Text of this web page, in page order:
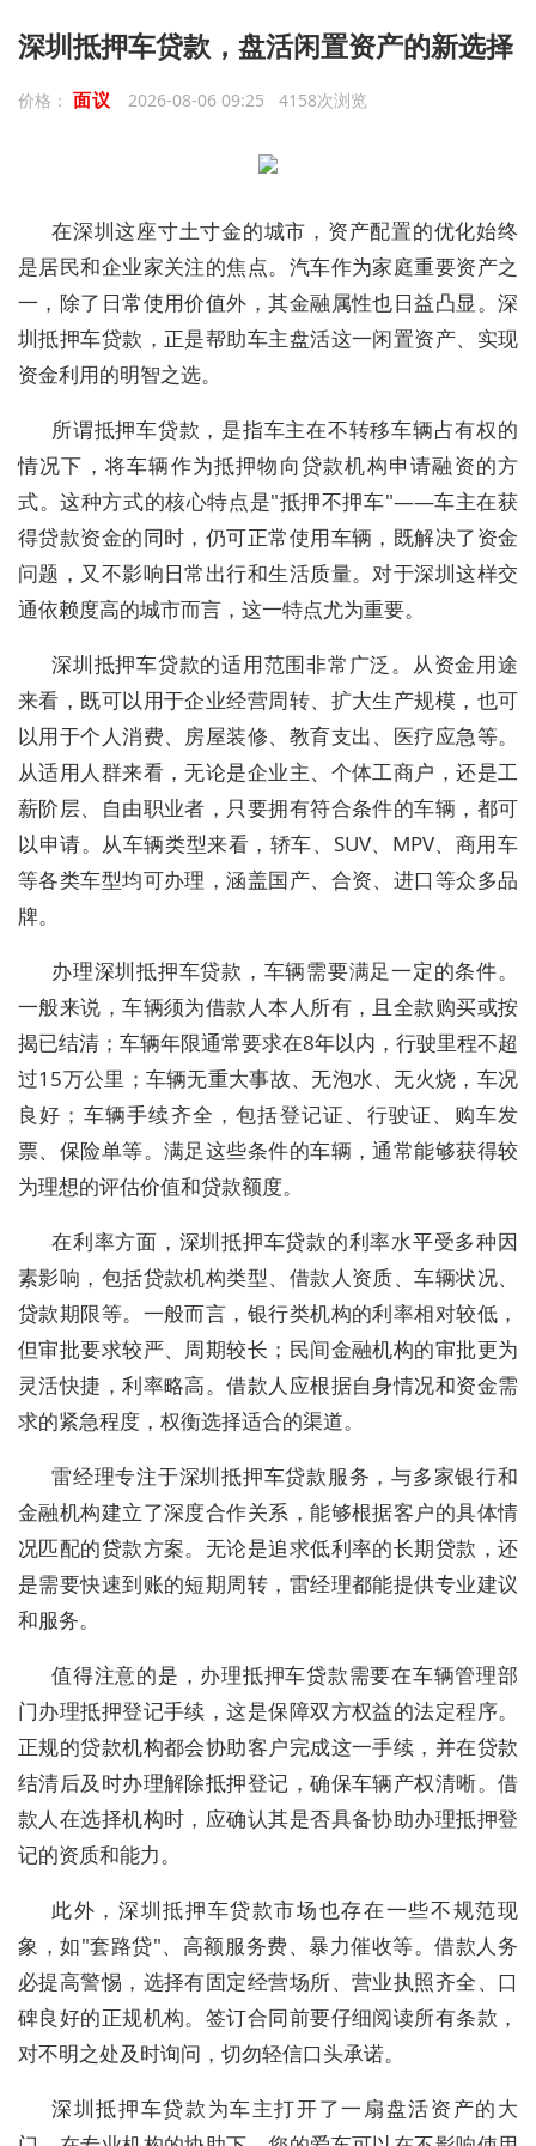
深圳抵押车贷款，盘活闲置资产的新选择
价格： 面议 2026-08-06 09:25 4158次浏览
在深圳这座寸土寸金的城市，资产配置的优化始终
是居民和企业家关注的焦点。汽车作为家庭重要资产之
一，除了日常使用价值外，其金融属性也日益凸显。深
圳抵押车贷款，正是帮助车主盘活这一闲置资产、实现
资金利用的明智之选。
所谓抵押车贷款，是指车主在不转移车辆占有权的
情况下，将车辆作为抵押物向贷款机构申请融资的方
式。这种方式的核心特点是"抵押不押车"——车主在获
得贷款资金的同时，仍可正常使用车辆，既解决了资金
问题，又不影响日常出行和生活质量。对于深圳这样交
通依赖度高的城市而言，这一特点尤为重要。
深圳抵押车贷款的适用范围非常广泛。从资金用途
来看，既可以用于企业经营周转、扩大生产规模，也可
以用于个人消费、房屋装修、教育支出、医疗应急等。
从适用人群来看，无论是企业主、个体工商户，还是工
薪阶层、自由职业者，只要拥有符合条件的车辆，都可
以申请。从车辆类型来看，轿车、SUV、MPV、商用车
等各类车型均可办理，涵盖国产、合资、进口等众多品
牌。
办理深圳抵押车贷款，车辆需要满足一定的条件。
一般来说，车辆须为借款人本人所有，且全款购买或按
揭已结清；车辆年限通常要求在8年以内，行驶里程不超
过15万公里；车辆无重大事故、无泡水、无火烧，车况
良好；车辆手续齐全，包括登记证、行驶证、购车发
票、保险单等。满足这些条件的车辆，通常能够获得较
为理想的评估价值和贷款额度。
在利率方面，深圳抵押车贷款的利率水平受多种因
素影响，包括贷款机构类型、借款人资质、车辆状况、
贷款期限等。一般而言，银行类机构的利率相对较低，
但审批要求较严、周期较长；民间金融机构的审批更为
灵活快捷，利率略高。借款人应根据自身情况和资金需
求的紧急程度，权衡选择适合的渠道。
雷经理专注于深圳抵押车贷款服务，与多家银行和
金融机构建立了深度合作关系，能够根据客户的具体情
况匹配的贷款方案。无论是追求低利率的长期贷款，还
是需要快速到账的短期周转，雷经理都能提供专业建议
和服务。
值得注意的是，办理抵押车贷款需要在车辆管理部
门办理抵押登记手续，这是保障双方权益的法定程序。
正规的贷款机构都会协助客户完成这一手续，并在贷款
结清后及时办理解除抵押登记，确保车辆产权清晰。借
款人在选择机构时，应确认其是否具备协助办理抵押登
记的资质和能力。
此外，深圳抵押车贷款市场也存在一些不规范现
象，如"套路贷"、高额服务费、暴力催收等。借款人务
必提高警惕，选择有固定经营场所、营业执照齐全、口
碑良好的正规机构。签订合同前要仔细阅读所有条款，
对不明之处及时询问，切勿轻信口头承诺。
深圳抵押车贷款为车主打开了一扇盘活资产的大